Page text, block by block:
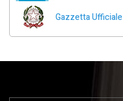
Gazzetta Ufficiale